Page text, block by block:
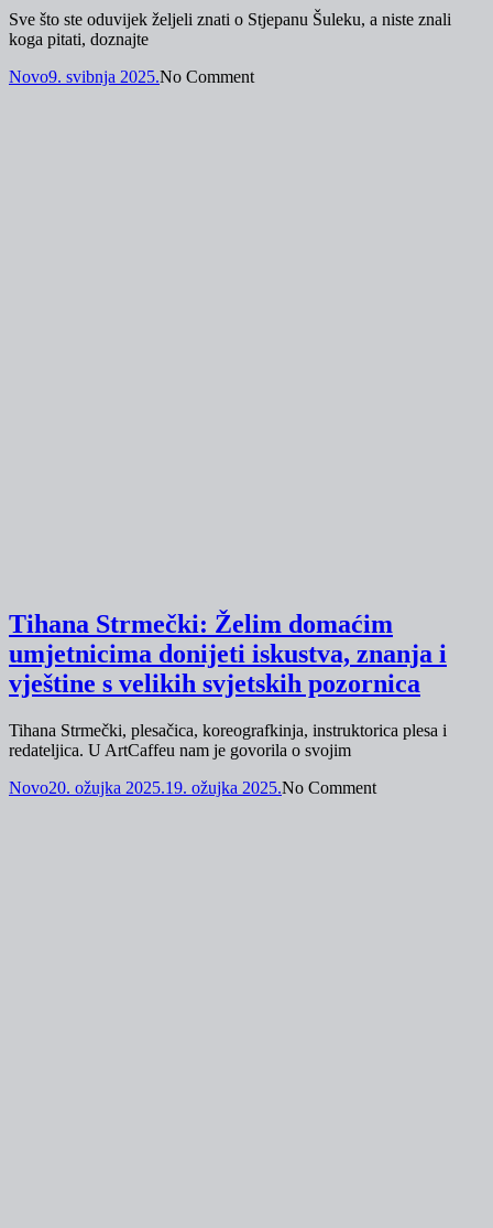
Sve što ste oduvijek željeli znati o Stjepanu Šuleku, a niste znali
koga pitati, doznajte
Novo9. svibnja 2025.No Comment
Tihana Strmečki: Želim domaćim
umjetnicima donijeti iskustva, znanja i
vještine s velikih svjetskih pozornica
Tihana Strmečki, plesačica, koreografkinja, instruktorica plesa i
redateljica. U ArtCaffeu nam je govorila o svojim
Novo20. ožujka 2025.19. ožujka 2025.No Comment